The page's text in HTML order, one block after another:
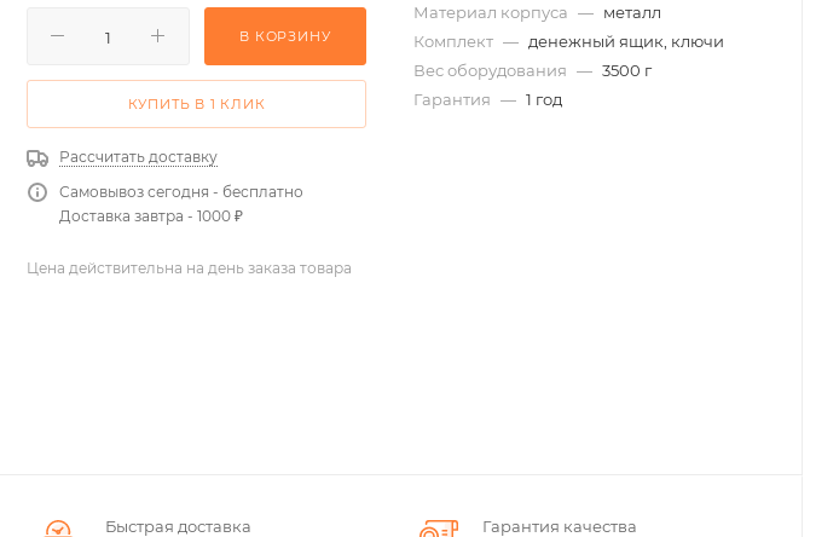
В КОРЗИНУ
КУПИТЬ В 1 КЛИК
Рассчитать доставку
Самовывоз сегодня - бесплатно
Доставка завтра - 1000 ₽
Материал корпуса — металл
Комплект — денежный ящик, ключи
Вес оборудования — 3500 г
Гарантия — 1 год
Цена действительна на день заказа товара
Быстрая доставка
Гарантия качества